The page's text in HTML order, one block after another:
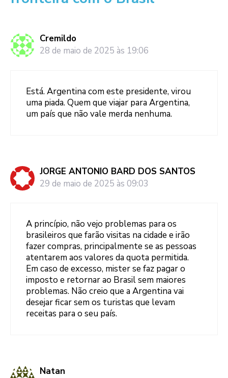
Cremildo
28 de maio de 2025 às 19:06
Está. Argentina com este presidente, virou
uma piada. Quem que viajar para Argentina,
um país que não vale merda nenhuma.
JORGE ANTONIO BARD DOS SANTOS
29 de maio de 2025 às 09:03
A princípio, não vejo problemas para os
brasileiros que farão visitas na cidade e irão
fazer compras, principalmente se as pessoas
atentarem aos valores da quota permitida.
Em caso de excesso, mister se faz pagar o
imposto e retornar ao Brasil sem maiores
problemas. Não creio que a Argentina vai
desejar ficar sem os turistas que levam
receitas para o seu país.
Natan